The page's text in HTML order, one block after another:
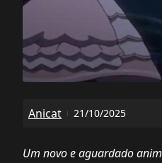
Anicat 21/10/2025
Um novo e aguardado